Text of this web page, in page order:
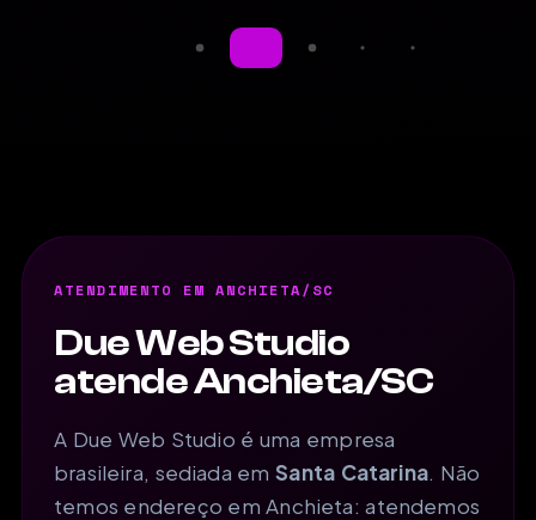
ATENDIMENTO EM ANCHIETA/SC
Due Web Studio
atende Anchieta/SC
A Due Web Studio é uma empresa
brasileira, sediada emSanta Catarina. Não
temos endereço em Anchieta: atendemos